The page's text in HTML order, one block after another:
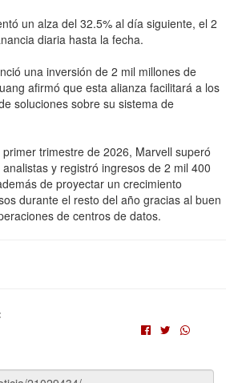
un alza del 32.5% al día siguiente, el 2
diaria hasta la fecha.
una inversión de 2 mil millones de
afirmó que esta alianza facilitará a los
soluciones sobre su sistema de
trimestre de 2026, Marvell superó
y registró ingresos de 2 mil 400
de proyectar un crecimiento
durante el resto del año gracias al buen
de centros de datos.